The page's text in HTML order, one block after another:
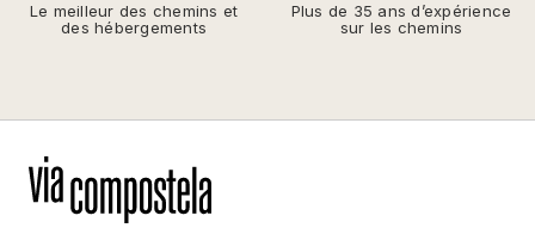
Le meilleur des chemins et
des hébergements
Plus de 35 ans d’expérience
sur les chemins